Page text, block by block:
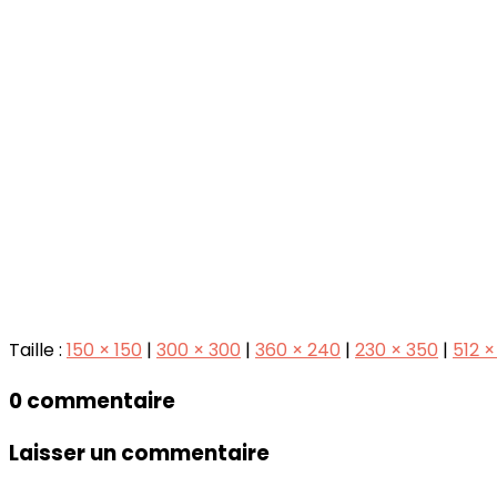
Taille : 150 × 150 | 300 × 300 | 360 × 240 | 230 × 350 | 512
0 commentaire
Laisser un commentaire